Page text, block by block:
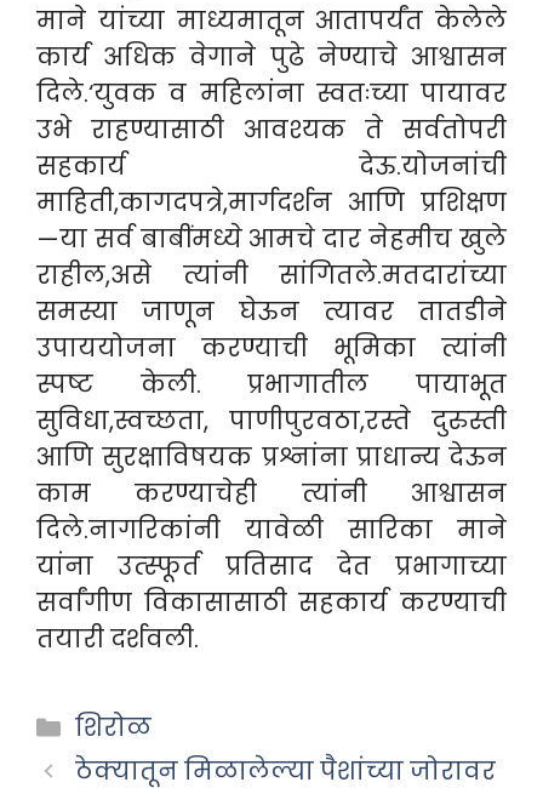
माने यांच्या माध्यमातून आतापर्यंत केलेले
कार्य अधिक वेगाने पुढे नेण्याचे आश्वासन
दिले.‘युवक व महिलांना स्वतःच्या पायावर
उभे राहण्यासाठी आवश्यक ते सर्वतोपरी
सहकार्य देऊ.योजनांची
माहिती,कागदपत्रे,मार्गदर्शन आणि प्रशिक्षण
—या सर्व बाबींमध्ये आमचे दार नेहमीच खुले
राहील,असे त्यांनी सांगितले.मतदारांच्या
समस्या जाणून घेऊन त्यावर तातडीने
उपाययोजना करण्याची भूमिका त्यांनी
स्पष्ट केली. प्रभागातील पायाभूत
सुविधा,स्वच्छता, पाणीपुरवठा,रस्ते दुरुस्ती
आणि सुरक्षाविषयक प्रश्नांना प्राधान्य देऊन
काम करण्याचेही त्यांनी आश्वासन
दिले.नागरिकांनी यावेळी सारिका माने
यांना उत्स्फूर्त प्रतिसाद देत प्रभागाच्या
सर्वांगीण विकासासाठी सहकार्य करण्याची
तयारी दर्शवली.
Categories
शिरोळ
ठेक्यातून मिळालेल्या पैशांच्या जोरावर